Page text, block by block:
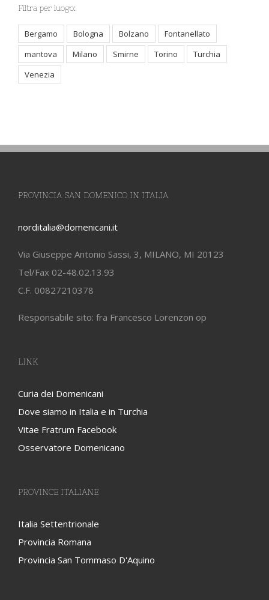
Filtra per luogo:
Bergamo Bologna Bolzano
Fontanellato
mantova
Milano Smirne Torino
Turchia
Venezia
PROVINCIA SAN DOMENICO IN ITALIA
norditalia@domenicani.it
Via Giuseppe Antonio Sassi, 3, MILANO, MI 20123
Tel/Fax 02-48.02.13.93
C.F. 00827210378
Responsabile sito: fra Francesco Lorenzon op
LINK
Curia dei Domenicani
Dove siamo in Italia e in Turchia
Vitae Fratrum Facebook
Osservatore Domenicano
PROVINCE ITALIANE
Italia Settentrionale
Provincia Romana
Provincia San Tommaso D'Aquino